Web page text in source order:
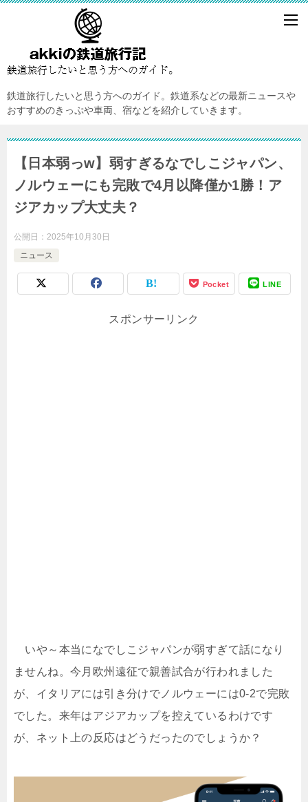
鉄道旅行したいと思う方へのガイド。鉄道系などの最新ニュースや
おすすめのきっぷや車両、宿などを紹介していきます。
【日本弱っw】弱すぎるなでしこジャパン、
ノルウェーにも完敗で4月以降僅か1勝！ア
ジアカップ大丈夫？
公開日： 2025年10月30日
ニュース
Pocket LINE
スポンサーリンク
いや～本当になでしこジャパンが弱すぎて話になり
ませんね。今月欧州遠征で親善試合が行われました
が、イタリアには引き分けでノルウェーには0-2で完敗
でした。来年はアジアカップを控えているわけです
が、ネット上の反応はどうだったのでしょうか？